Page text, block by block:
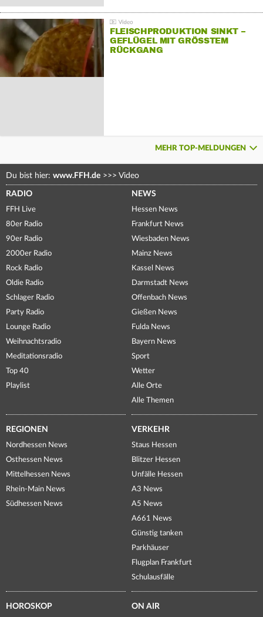
FLEISCHPRODUKTION SINKT –
GEFLÜGEL MIT GRÖSSTEM R
ÜCKGANG
MEHR TOP-MELDUNGEN
Du bist hier: www.FFH.de >>> Video
RADIO
FFH Live
80er Radio
90er Radio
2000er Radio
Rock Radio
Oldie Radio
Schlager Radio
Party Radio
Lounge Radio
Weihnachtsradio
Meditationsradio
Top 40
Playlist
NEWS
Hessen News
Frankfurt News
Wiesbaden News
Mainz News
Kassel News
Darmstadt News
Offenbach News
Gießen News
Fulda News
Bayern News
Sport
Wetter
Alle Orte
Alle Themen
REGIONEN
Nordhessen News
Osthessen News
Mittelhessen News
Rhein-Main News
Südhessen News
VERKEHR
Staus Hessen
Blitzer Hessen
Unfälle Hessen
A3 News
A5 News
A661 News
Günstig tanken
Parkhäuser
Flugplan Frankfurt
Schulausfälle
HOROSKOP ON AIR